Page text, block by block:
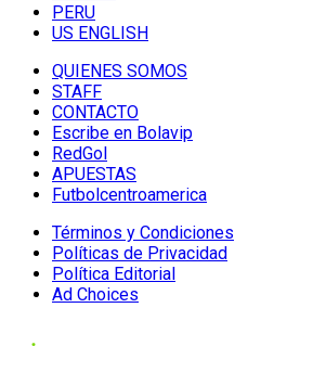
PERU
US ENGLISH
QUIENES SOMOS
STAFF
CONTACTO
Escribe en Bolavip
RedGol
APUESTAS
Futbolcentroamerica
Términos y Condiciones
Políticas de Privacidad
Política Editorial
Ad Choices